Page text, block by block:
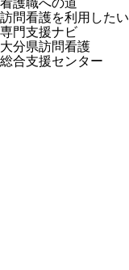
看護職への道
訪問看護を利用したい
専門支援ナビ
大分県訪問看護
総合支援センター